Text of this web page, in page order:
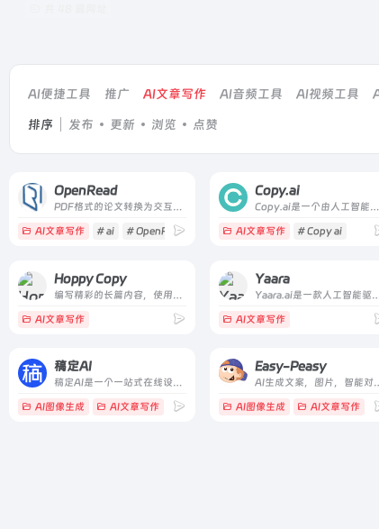
AI便捷工具 推广 AI文章写作 AI音频工具 AI视频工具
排序 发布 更新 浏览 点赞
OpenRead
PDF格式的论文转换为交互式论文
AI文章写作 # ai # OpenRead # 人工智能
Copy.ai
Copy.ai是一个由人工智能驱动的文案生成器，可以为您的企业生成高质量的文案。
AI文章写作 # Copy ai
Hoppy Copy
编写精彩的长篇内容，使用向导立即将混乱的笔记转换为有用的大纲
AI文章写作
Yaara
Yaara.ai是一款人工智能驱动的内容生成工具，可帮助企业更快地创建内容。使用
AI文章写作
稿定AI
稿定AI是一个一站式在线设计工具平台，提供AI驱动的图片处理、海报生成、抠图、消除、清晰化等功能，并支持创意画布、H5制作和视频剪辑。
AI图像生成 AI文章写作 # 在线设计 # 海报设计 # 稿定
Easy-Peasy
AI生成文案，图片，
AI图像生成 AI文章写作